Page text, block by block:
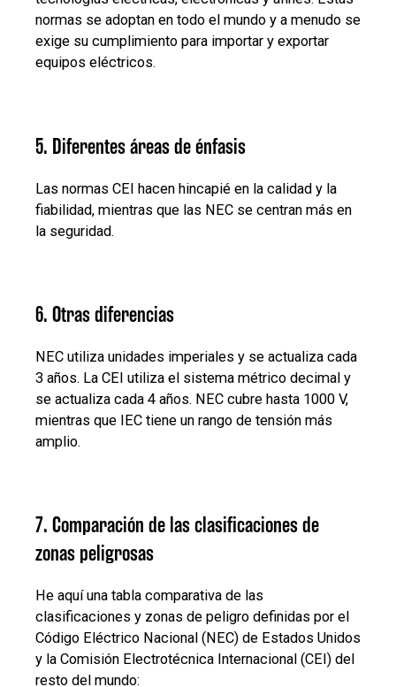
normas se adoptan en todo el mundo y a menudo se
exige su cumplimiento para importar y exportar
equipos eléctricos.
5. Diferentes áreas de énfasis
Las normas CEI hacen hincapié en la calidad y la
fiabilidad, mientras que las NEC se centran más en
la seguridad.
6. Otras diferencias
NEC utiliza unidades imperiales y se actualiza cada
3 años. La CEI utiliza el sistema métrico decimal y
se actualiza cada 4 años. NEC cubre hasta 1000 V,
mientras que IEC tiene un rango de tensión más
amplio.
7. Comparación de las clasificaciones de
zonas peligrosas
He aquí una tabla comparativa de las
clasificaciones y zonas de peligro definidas por el
Código Eléctrico Nacional (NEC) de Estados Unidos
y la Comisión Electrotécnica Internacional (CEI) del
resto del mundo: